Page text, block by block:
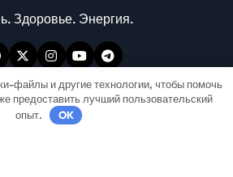
Здоровье. Энергия.
файлы и другие технологии, чтобы помочь
предоставить лучший пользовательский
опыт.
OK